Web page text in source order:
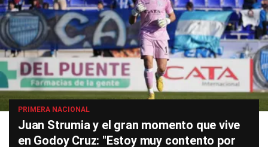
PRIMERA NACIONAL
Juan Strumia y el gran momento que vive
en Godoy Cruz: "Estoy muy contento por